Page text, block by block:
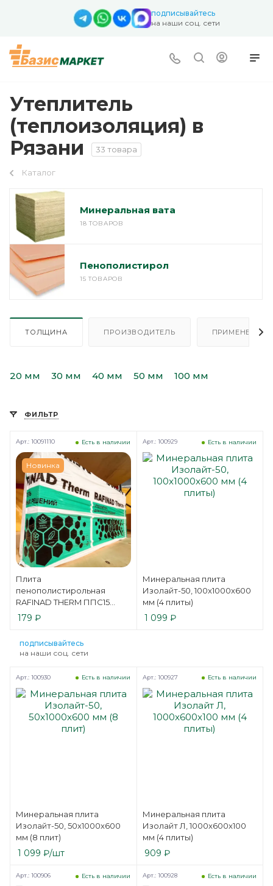
подписывайтесь
на наши соц. сети
Утеплитель
(теплоизоляция) в
Рязани
33 товара
Каталог
Минеральная вата
18 ТОВАРОВ
Пенополистирол
15 ТОВАРОВ
ТОЛЩИНА ПРОИЗВОДИТЕЛЬ ПРИМЕНЕНИЕ
20 мм 30 мм 40 мм 50 мм 100 мм
ФИЛЬТР
Новинка
Плита
пенополистирольная
RAFINAD THERM ППС15
1200х600х50 мм (6 плит)
Есть в наличии
Арт.: 10091110
179 ₽
Минеральная плита
Изолайт-50, 100x1000x600
мм (4 плиты)
Есть в наличии
Арт.: 100929
1 099 ₽
подписывайтесь
на наши соц. сети
Минеральная плита
Изолайт-50, 50x1000x600
мм (8 плит)
Есть в наличии
Арт.: 100930
1 099 ₽/шт
Минеральная плита
Изолайт Л, 1000x600x100
мм (4 плиты)
Есть в наличии
Арт.: 100927
909 ₽
Есть в наличии
Арт.: 100906 Есть в наличии
Арт.: 100928